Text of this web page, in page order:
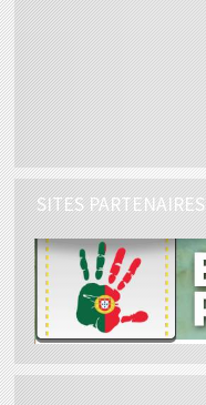
SITES PARTENAIRES